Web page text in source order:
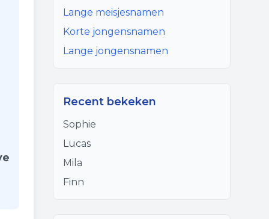
Lange meisjesnamen
Korte jongensnamen
Lange jongensnamen
Recent bekeken
Sophie
Lucas
Mila
Finn